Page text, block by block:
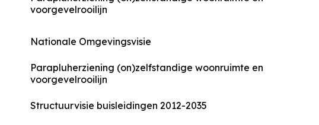
voorgevelrooilijn
Nationale Omgevingsvisie
Parapluherziening (on)zelfstandige woonruimte en
voorgevelrooilijn
Structuurvisie buisleidingen 2012-2035